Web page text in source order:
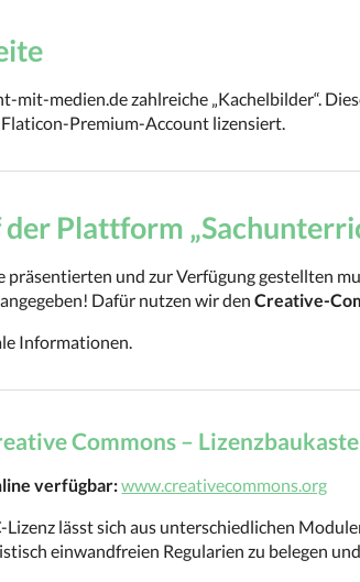
medien.de zahlreiche „Kachelbilder“.
Premium-Account lizensiert.
Plattform
und zur Verfügung gestellten
Dafür nutzen wir den Creative-
Informationen.
Commons –
verfügbar:www.creativecommons.org
Lizenz lässt sich aus unterschiedlichen
einwandfreien Regularien zu belegen